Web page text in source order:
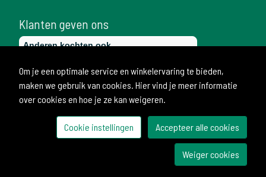
Klanten geven ons
Om je een optimale service en winkelervaring te bieden,
maken we gebruik van cookies. Hier vind je meer informatie
over cookies en hoe je ze kan weigeren.
Cookie instellingen Accepteer alle cookies
Weiger cookies